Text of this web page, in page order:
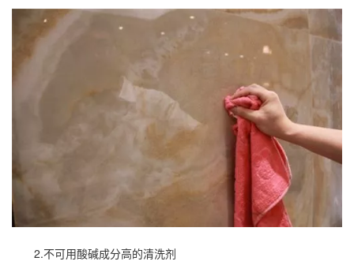
2.不可用酸碱成分高的清洗剂